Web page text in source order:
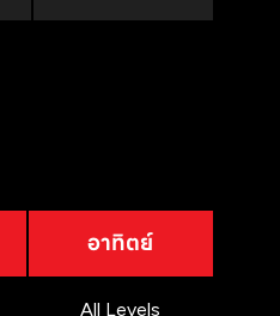
อาทิตย์
All Levels